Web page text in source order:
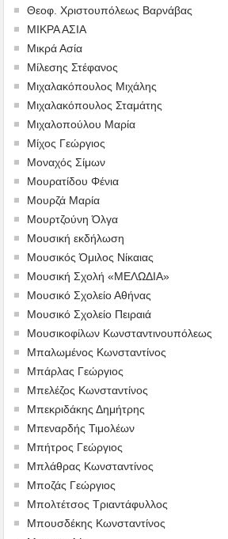
Θεοφ. Χριστουπόλεως Βαρνάβας
ΜΙΚΡΑ ΑΣΙΑ
Μικρά Ασία
Μίλεσης Στέφανος
Μιχαλακόπουλος Μιχάλης
Μιχαλακόπουλος Σταμάτης
Μιχαλοπούλου Μαρία
Μίχος Γεώργιος
Μοναχός Σίμων
Μουρατίδου Φένια
Μουρζά Μαρία
Μουρτζούνη Όλγα
Μουσική εκδήλωση
Μουσικός Όμιλος Νίκαιας
Μουσική Σχολή «ΜΕΛΩΔΙΑ»
Μουσικό Σχολείο Αθήνας
Μουσικό Σχολείο Πειραιά
Μουσικοφίλων Κωνσταντινουπόλεως
Μπαλωμένος Κωνσταντίνος
Μπάρλας Γεώργιος
Μπελέζος Κωνσταντίνος
Μπεκριδάκης Δημήτρης
Μπεναρδής Τιμολέων
Μπήτρος Γεώργιος
Μπλάθρας Κωνσταντίνος
Μποζάς Γεώργιος
Μπολτέτσος Τριαντάφυλλος
Μπουσδέκης Κωνσταντίνος